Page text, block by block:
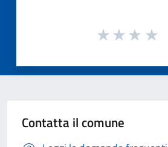
Contatta il comune